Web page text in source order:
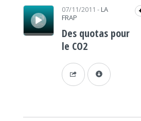
Lecteur audio 07/11/2011 - LA
FRAP
Des quotas pour
le CO2